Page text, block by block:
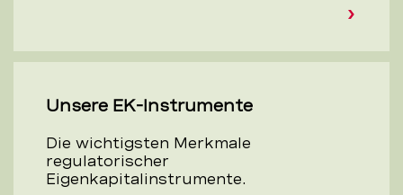
Unsere EK-Instrumente
Die wichtigsten Merkmale
regulatorischer
Eigenkapitalinstrumente.